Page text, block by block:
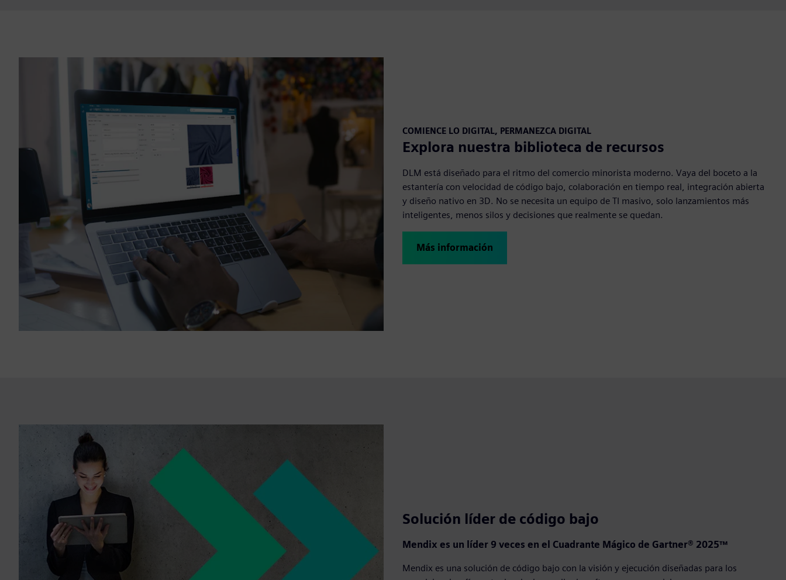
COMIENCE LO DIGITAL, PERMANEZCA DIGITAL
Explora nuestra biblioteca de recursos
DLM está diseñado para el ritmo del comercio minorista moderno. Vaya del boceto a la
estantería con velocidad de código bajo, colaboración en tiempo real, integración abierta
y diseño nativo en 3D. No se necesita un equipo de TI masivo, solo lanzamientos más
inteligentes, menos silos y decisiones que realmente se quedan.
Más información
Solución líder de código bajo
Mendix es un líder 9 veces en el Cuadrante Mágico de Gartner® 2025™
Mendix es una solución de código bajo con la visión y ejecución diseñadas para los